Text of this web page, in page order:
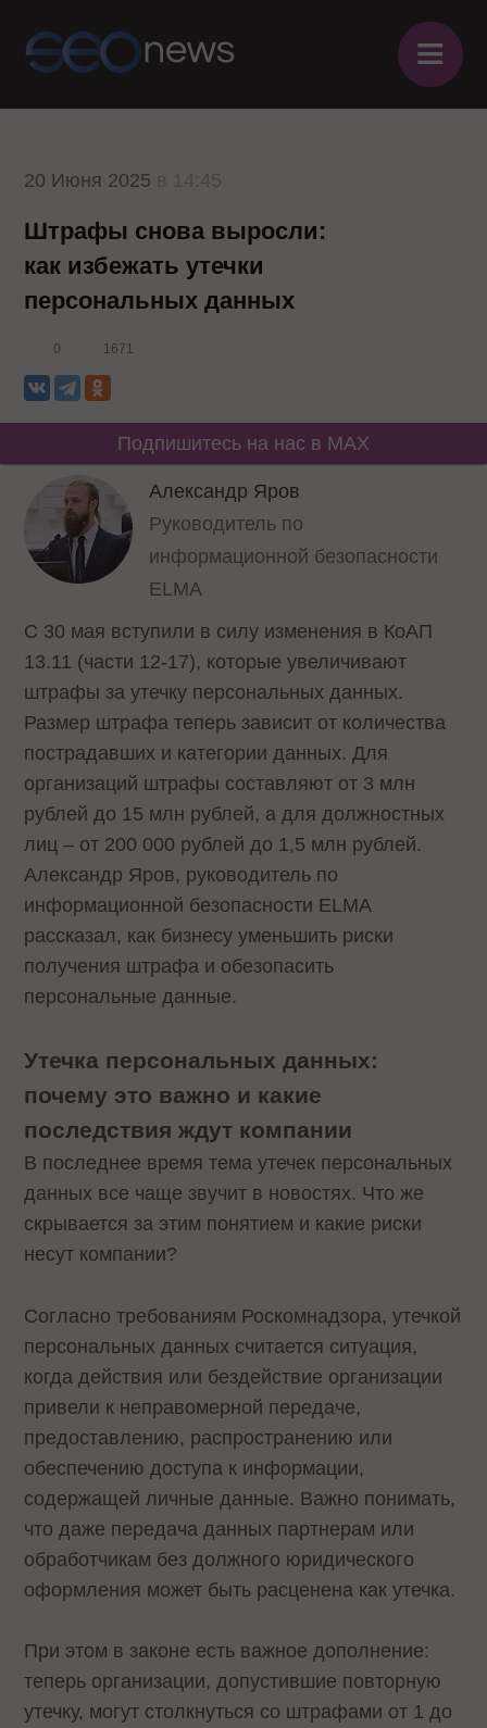
≡
20 Июня 2025
Штрафы снова выросли:
как избежать утечки
персональных данных
0 1671
Подпишитесь на нас в MAX
Александр Яров
Руководитель по
информационной безопасности
ELMA
С 30 мая вступили в силу изменения в КоАП
13.11 (части 12-17), которые увеличивают
штрафы за утечку персональных данных.
Размер штрафа теперь зависит от количества
пострадавших и категории данных. Для
организаций штрафы составляют от 3 млн
рублей до 15 млн рублей, а для должностных
лиц – от 200 000 рублей до 1,5 млн рублей.
Александр Яров, руководитель по
информационной безопасности ELMA
рассказал, как бизнесу уменьшить риски
получения штрафа и обезопасить
персональные данные.
Утечка персональных данных:
почему это важно и какие
последствия ждут компании
В последнее время тема утечек персональных
данных все чаще звучит в новостях. Что же
скрывается за этим понятием и какие риски
несут компании?
Согласно требованиям Роскомнадзора, утечкой
персональных данных считается ситуация,
когда действия или бездействие организации
привели к неправомерной передаче,
предоставлению, распространению или
обеспечению доступа к информации,
содержащей личные данные. Важно понимать,
что даже передача данных партнерам или
обработчикам без должного юридического
оформления может быть расценена как утечка.
При этом в законе есть важное дополнение:
теперь организации, допустившие повторную
утечку, могут столкнуться со штрафами от 1 до